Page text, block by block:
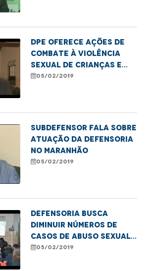
DPE oferece ações de
combate à violência
sexual de crianças e
adolescentes
05/02/2019
Subdefensor fala sobre
atuação da Defensoria
no Maranhão
05/02/2019
Defensoria busca
diminuir números de
casos de abuso sexual
infantil
05/02/2019